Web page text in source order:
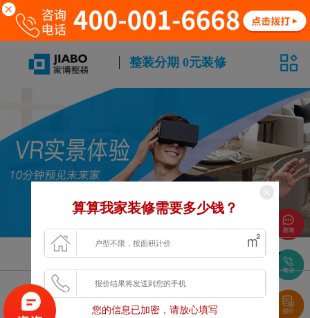
整装分期 0元装修
风格 面积 户型
浏览更多VR案例
算算我家装修需要多少钱？
您的信息已加密，请放心填写